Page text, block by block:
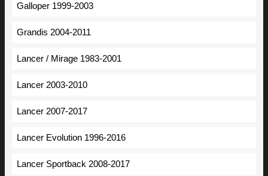
Galloper 1999-2003
Grandis 2004-2011
Lancer / Mirage 1983-2001
Lancer 2003-2010
Lancer 2007-2017
Lancer Evolution 1996-2016
Lancer Sportback 2008-2017